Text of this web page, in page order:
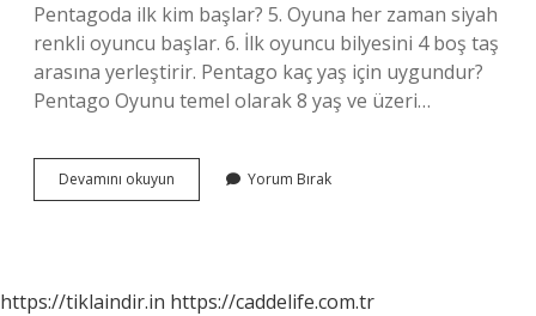
Pentagoda ilk kim başlar? 5. Oyuna her zaman siyah
renkli oyuncu başlar. 6. İlk oyuncu bilyesini 4 boş taş
arasına yerleştirir. Pentago kaç yaş için uygundur?
Pentago Oyunu temel olarak 8 yaş ve üzeri…
Devamını okuyun Pentago
Kaç
Yorum Bırak
https://tiklaindir.in https://caddelife.com.tr